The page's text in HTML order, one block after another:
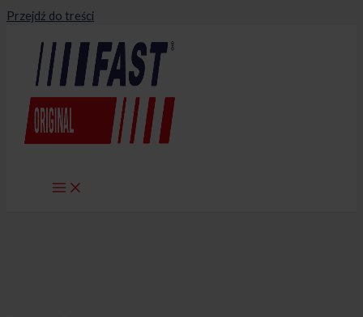
Przejdź do treści